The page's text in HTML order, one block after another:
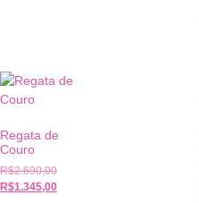
Regata de
Couro
R$2.690,00
R$1.345,00